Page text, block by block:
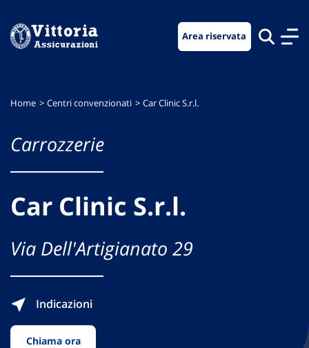
menu
contenuto
footer
Area riservata
Home Centri convenzionati Car Clinic S.r.l.
Carrozzerie
Car Clinic S.r.l.
Via Dell'Artigianato 29
Indicazioni
Chiama ora